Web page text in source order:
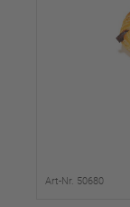
Art-Nr. 50680